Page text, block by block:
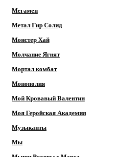
Мегамен
Метал Гир Солид
Монстер Хай
Молчание Ягнят
Мортал комбат
Монополия
Мой Кровавый Валентин
Моя Геройская Академия
Музыканты
Мы